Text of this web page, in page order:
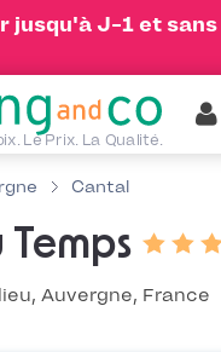
jusqu'à J-1 et sans
Le Prix. La Qualité.
Cantal
Temps
Auvergne, France